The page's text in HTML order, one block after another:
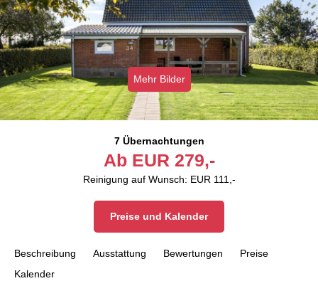
Mehr Bilder
7 Übernachtungen
Ab EUR 279,-
Reinigung auf Wunsch: EUR 111,-
Preise und Kalender
Beschreibung Ausstattung Bewertungen
Preise
Kalender